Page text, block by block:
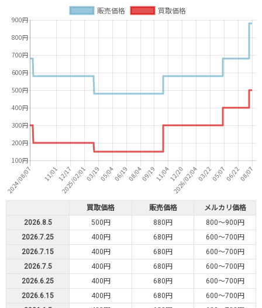
買取価格 販売価格
メルカリ価格
2026.8.5
500円 880円
800～900円
2026.7.25
400円 680円
600～700円
2026.7.15
400円 680円
600～700円
2026.7.5
400円 680円
600～700円
2026.6.25
400円 680円
600～700円
2026.6.15
400円 680円
600～700円